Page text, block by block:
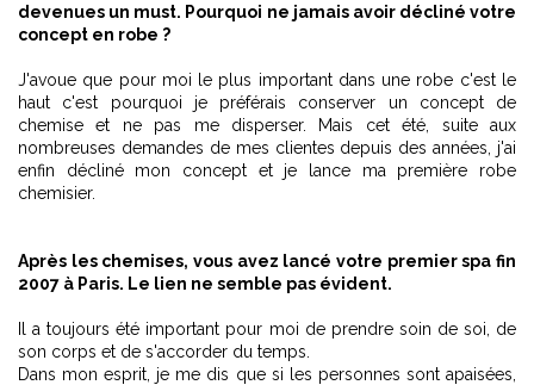
devenues un must. Pourquoi ne jamais avoir décliné votre
concept en robe ?
J'avoue que pour moi le plus important dans une robe c'est le
haut c'est pourquoi je préférais conserver un concept de
chemise et ne pas me disperser. Mais cet été, suite aux
nombreuses demandes de mes clientes depuis des années, j'ai
enfin décliné mon concept et je lance ma première robe
chemisier.
Après les chemises, vous avez lancé votre premier spa fin
2007 à Paris. Le lien ne semble pas évident.
Il a toujours été important pour moi de prendre soin de soi, de
son corps et de s'accorder du temps.
Dans mon esprit, je me dis que si les personnes sont apaisées,